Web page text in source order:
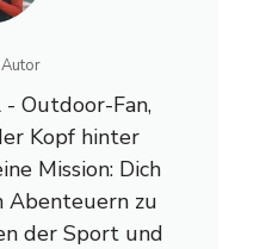
- Outdoor-Fan,
Kopf hinter
Mission: Dich
Abenteuern zu
der Sport und